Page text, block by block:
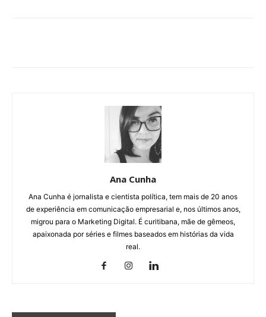
Ana Cunha
Ana Cunha é jornalista e cientista política, tem mais de 20 anos
de experiência em comunicação empresarial e, nos últimos anos,
migrou para o Marketing Digital. É curitibana, mãe de gêmeos,
apaixonada por séries e filmes baseados em histórias da vida
real.